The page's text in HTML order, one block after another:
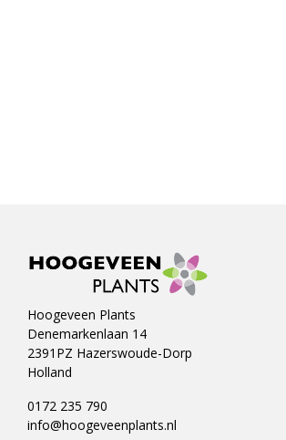
Hoogeveen Plants
Denemarkenlaan 14
2391PZ Hazerswoude-Dorp
Holland
0172 235 790
info@hoogeveenplants.nl